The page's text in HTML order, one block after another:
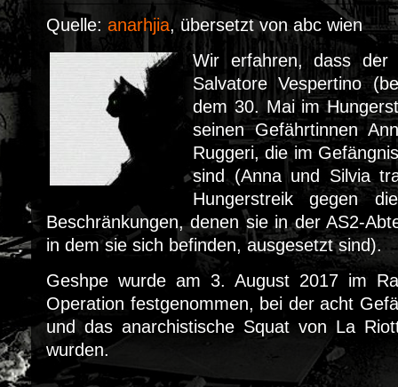
Quelle: anarhjia, übersetzt von abc wien
Wir erfahren, dass der
Salvatore Vespertino
dem 30. Mai im
seinen Gefährtinnen
Ruggeri, die im
sind (Anna und Silvia
Hungerstreik gegen
Beschränkungen, denen sie in der AS2-
in dem sie sich befinden, ausgesetzt sind).
Geshpe wurde am 3. August 2017 im
Operation festgenommen, bei der acht
und das anarchistische Squat von La
wurden.